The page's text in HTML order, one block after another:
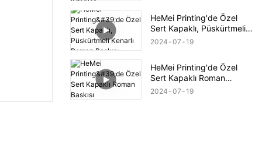
HeMei Printing'de Özel
Sert Kapaklı, Püskürtmeli
Kenarlı Roman Baskısı
2024 07 19
HeMei Printing'de Özel
Sert Kapaklı Roman
Baskısı
2024 07 19